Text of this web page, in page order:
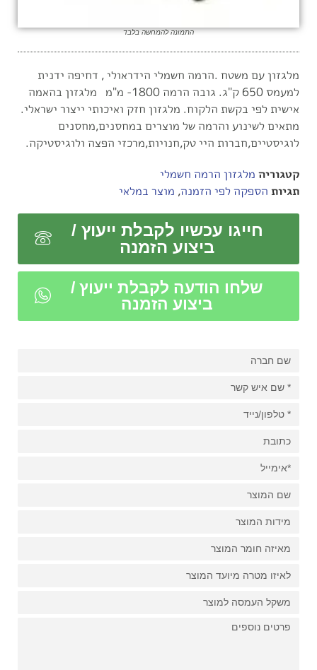
התמונה להמחשה בלבד
מלגזון עם משטח .הרמה חשמלי הידראולי , דחיפה ידנית
למעמס 650 ק"ג. גובה הרמה 1800- מ"מ מלגזון בהאמה
אישית לפי בקשת הלקוח. מלגזון חזק ואיכותי ייצור ישראלי.
מתאים לשינוע והרמה של מוצרים במחסנים,מחסנים
לוגיסטיים,חברות היי טק,חנויות,מרכזי הפצה ולוגיסטיקה.
קטגוריה מלגזון הרמה חשמלי
תגיות הספקה לפי הזמנה, מוצר במלאי
חייגו עכשיו לקבלת ייעוץ /
ביצוע הזמנה
שלחו הודעה לקבלת ייעוץ /
ביצוע הזמנה